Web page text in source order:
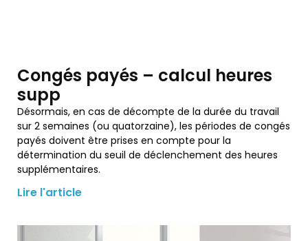
Congés payés – calcul heures
supp
Désormais, en cas de décompte de la durée du travail
sur 2 semaines (ou quatorzaine), les périodes de congés
payés doivent être prises en compte pour la
détermination du seuil de déclenchement des heures
supplémentaires.
Lire l'article